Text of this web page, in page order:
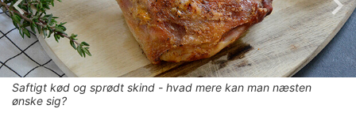
Saftigt kød og sprødt skind - hvad mere kan man næsten
ønske sig?